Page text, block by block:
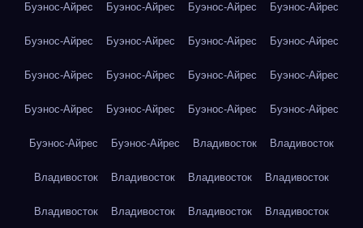
Буэнос-Айрес Буэнос-Айрес Буэнос-Айрес Буэнос-Айрес
Буэнос-Айрес Буэнос-Айрес Буэнос-Айрес Буэнос-Айрес
Буэнос-Айрес Буэнос-Айрес Буэнос-Айрес Буэнос-Айрес
Буэнос-Айрес Буэнос-Айрес Буэнос-Айрес Буэнос-Айрес
Буэнос-Айрес Буэнос-Айрес Владивосток Владивосток
Владивосток Владивосток Владивосток Владивосток
Владивосток Владивосток Владивосток Владивосток